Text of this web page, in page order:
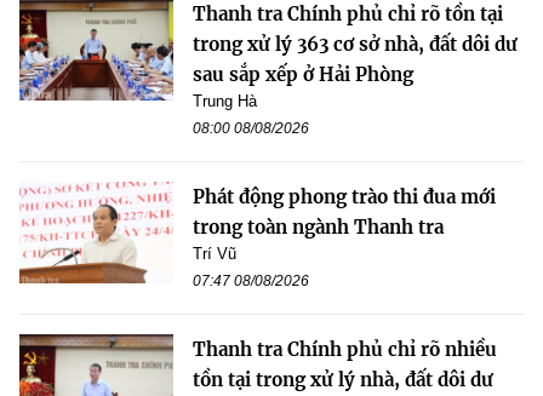
Thanh tra Chính phủ chỉ rõ tồn tại
trong xử lý 363 cơ sở nhà, đất dôi dư
sau sắp xếp ở Hải Phòng
Trung Hà
08:00 08/08/2026
Phát động phong trào thi đua mới
trong toàn ngành Thanh tra
Trí Vũ
07:47 08/08/2026
Thanh tra Chính phủ chỉ rõ nhiều
tồn tại trong xử lý nhà, đất dôi dư